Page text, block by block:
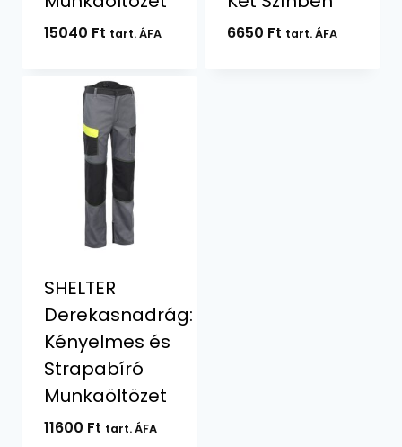
15040 Ft tart. ÁFA 6650 Ft tart. ÁFA
SHELTER
Derekasnadrág:
Kényelmes és
Strapabíró
Munkaöltözet
11600 Ft tart. ÁFA